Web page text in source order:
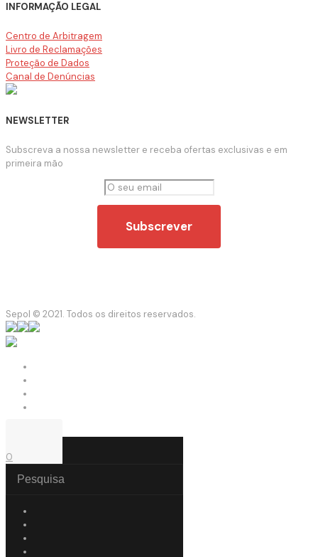
INFORMAÇÃO LEGAL
Centro de Arbitragem
Livro de Reclamações
Proteção de Dados
Canal de Denúncias
NEWSLETTER
Subscreva a nossa newsletter e receba ofertas exclusivas e em
primeira mão
Sepol © 2021. Todos os direitos reservados.
0